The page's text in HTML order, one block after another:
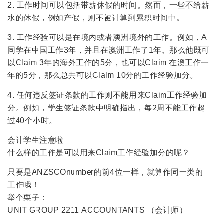
2. 工作时间可以包括带薪休假的时间。然而，一些不给薪
水的休假，例如产假，则不被计算到累积时间中。
3. 工作经验可以是在境内或者澳洲境外的工作。例如，A
同学在中国工作3年，并且在澳洲工作了1年。那么他既可
以Claim 3年的海外工作的5分，也可以Claim 在澳工作一
年的5分，那么总共可以Claim 10分的工作经验加分。
4. 任何违反签证条款的工作则不能用来Claim工作经验加
分。例如，学生签证条款中明确指出，每2周不能工作超
过40个小时。
会计学生注意啦
什么样的工作是可以用来Claim工作经验加分的呢？
只要是ANZSCOnumber的前4位一样，就算作同一类的
工作哦！
举个栗子：
UNIT GROUP 2211 ACCOUNTANTS （会计师）